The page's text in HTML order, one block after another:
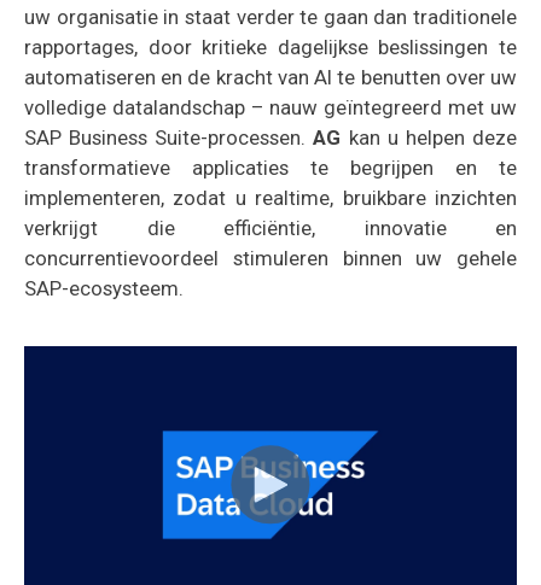
uw organisatie in staat verder te gaan dan traditionele
rapportages, door kritieke dagelijkse beslissingen te
automatiseren en de kracht van AI te benutten over uw
volledige datalandschap – nauw geïntegreerd met uw
SAP Business Suite-processen.AG kan u helpen deze
transformatieve applicaties te begrijpen en te
implementeren, zodat u realtime, bruikbare inzichten
verkrijgt die efficiëntie, innovatie en
concurrentievoordeel stimuleren binnen uw gehele
SAP-ecosysteem.